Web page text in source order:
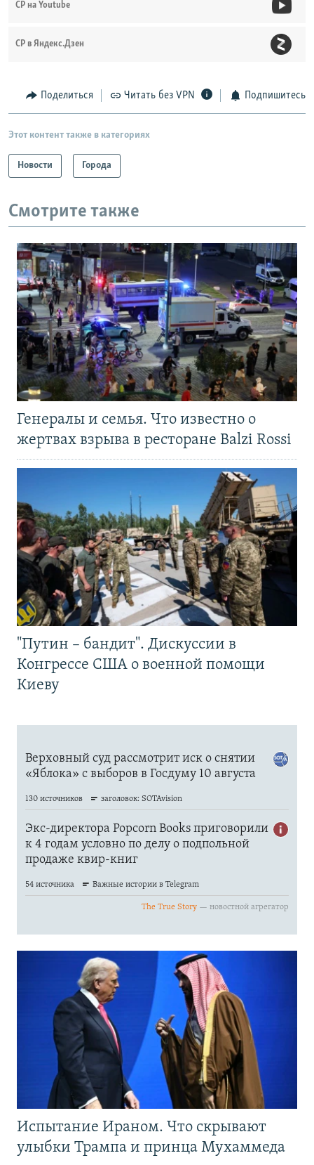
СР на Youtube
СР в Яндекс.Дзен
Поделиться Читать без VPN Подпишитесь
Этот контент также в категориях
Новости Города
Смотрите также
Генералы и семья. Что известно о
жертвах взрыва в ресторане Balzi Rossi
"Путин – бандит". Дискуссии в
Конгрессе США о военной помощи
Киеву
Испытание Ираном. Что скрывают
улыбки Трампа и принца Мухаммеда